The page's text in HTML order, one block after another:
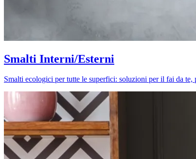
Smalti Interni/Esterni
Smalti ecologici per tutte le superfici: soluzioni per il fai da